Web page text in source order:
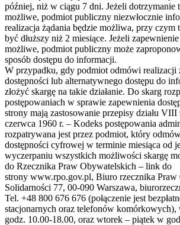
później, niż w ciągu 7 dni. Jeżeli dotrzymanie
możliwe, podmiot publiczny niezwłocznie
realizacja żądania będzie możliwa, przy czym
być dłuższy niż 2 miesiące. Jeżeli
możliwe, podmiot publiczny może
sposób dostępu do informacji.
W przypadku, gdy podmiot odmówi realizacji
dostępności lub alternatywnego dostępu do
złożyć skargę na takie działanie. Do skarg
postępowaniach w sprawie zapewnienia
strony mają zastosowanie przepisy działu
czerwca 1960 r. – Kodeks postępowania
rozpatrywana jest przez podmiot, który
dostępności cyfrowej w terminie miesiąca od
wyczerpaniu wszystkich możliwości skargę
do Rzecznika Praw Obywatelskich – link do
strony www.rpo.gov.pl, Biuro rzecznika
Solidarności 77, 00-090 Warszawa,
Tel. +48 800 676 676 (połączenie jest
stacjonarnych oraz telefonów komórkowych),
godz. 10.00-18.00, oraz wtorek – piątek w